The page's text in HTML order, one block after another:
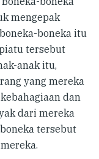
mengepak
boneka itu
tersebut
anak itu,
yang mereka
dan
dari mereka
tersebut